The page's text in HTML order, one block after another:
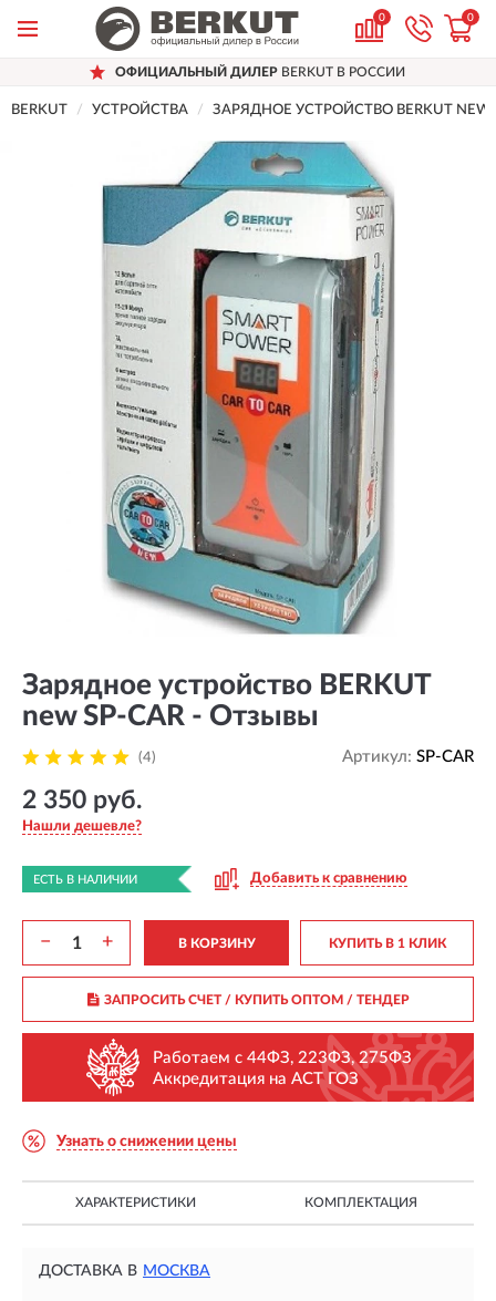
0 0
ОФИЦИАЛЬНЫЙ ДИЛЕРBERKUT В РОССИИ
BERKUT УСТРОЙСТВА ЗАРЯДНОЕ УСТРОЙСТВО BERKUT NEW
Зарядное устройство BERKUT
new SP-CAR - Отзывы
(4) Артикул: SP-CAR
2 350 руб.
Нашли дешевле?
ЕСТЬ В НАЛИЧИИ Добавить к сравнению
− + В КОРЗИНУ КУПИТЬ В 1 КЛИК
ЗАПРОСИТЬ СЧЕТ / КУПИТЬ ОПТОМ/ ТЕНДЕР
Работаем с 44ФЗ, 223ФЗ, 275ФЗ
Аккредитация на АСТ ГОЗ
Узнать о снижении цены
ХАРАКТЕРИСТИКИ КОМПЛЕКТАЦИЯ
ДОСТАВКА В МОСКВА